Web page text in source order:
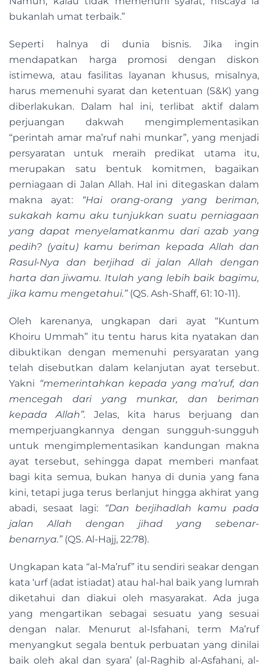
bukanlah umat terbaik.”
Seperti halnya di dunia bisnis. Jika ingin
mendapatkan harga promosi dengan diskon
istimewa, atau fasilitas layanan khusus, misalnya,
harus memenuhi syarat dan ketentuan (S&K) yang
diberlakukan. Dalam hal ini, terlibat aktif dalam
perjuangan dakwah mengimplementasikan
“perintah amar ma’ruf nahi munkar”, yang menjadi
persyaratan untuk meraih predikat utama itu,
merupakan satu bentuk komitmen, bagaikan
perniagaan di Jalan Allah. Hal ini ditegaskan dalam
makna ayat: “Hai orang-orang yang beriman,
sukakah kamu aku tunjukkan suatu perniagaan
yang dapat menyelamatkanmu dari azab yang
pedih? (yaitu) kamu beriman kepada Allah dan
Rasul-Nya dan berjihad di jalan Allah dengan
harta dan jiwamu. Itulah yang lebih baik bagimu,
jika kamu mengetahui.”(QS. Ash-Shaff, 61: 10-11).
Oleh karenanya, ungkapan dari ayat “Kuntum
Khoiru Ummah” itu tentu harus kita nyatakan dan
dibuktikan dengan memenuhi persyaratan yang
telah disebutkan dalam kelanjutan ayat tersebut.
Yakni “memerintahkan kepada yang ma’ruf, dan
mencegah dari yang munkar, dan beriman
kepada Allah”. Jelas, kita harus berjuang dan
memperjuangkannya dengan sungguh-sungguh
untuk mengimplementasikan kandungan makna
ayat tersebut, sehingga dapat memberi manfaat
bagi kita semua, bukan hanya di dunia yang fana
kini, tetapi juga terus berlanjut hingga akhirat yang
abadi, sesaat lagi: “Dan berjihadlah kamu pada
jalan Allah dengan jihad yang sebenar-
benarnya.”(QS. Al-Hajj, 22:78).
Ungkapan kata “al-Ma’ruf” itu sendiri seakar dengan
kata ‘urf (adat istiadat) atau hal-hal baik yang lumrah
diketahui dan diakui oleh masyarakat. Ada juga
yang mengartikan sebagai sesuatu yang sesuai
dengan nalar. Menurut al-Isfahani, term Ma’ruf
menyangkut segala bentuk perbuatan yang dinilai
baik oleh akal dan syara’ (al-Raghib al-Asfahani, al-